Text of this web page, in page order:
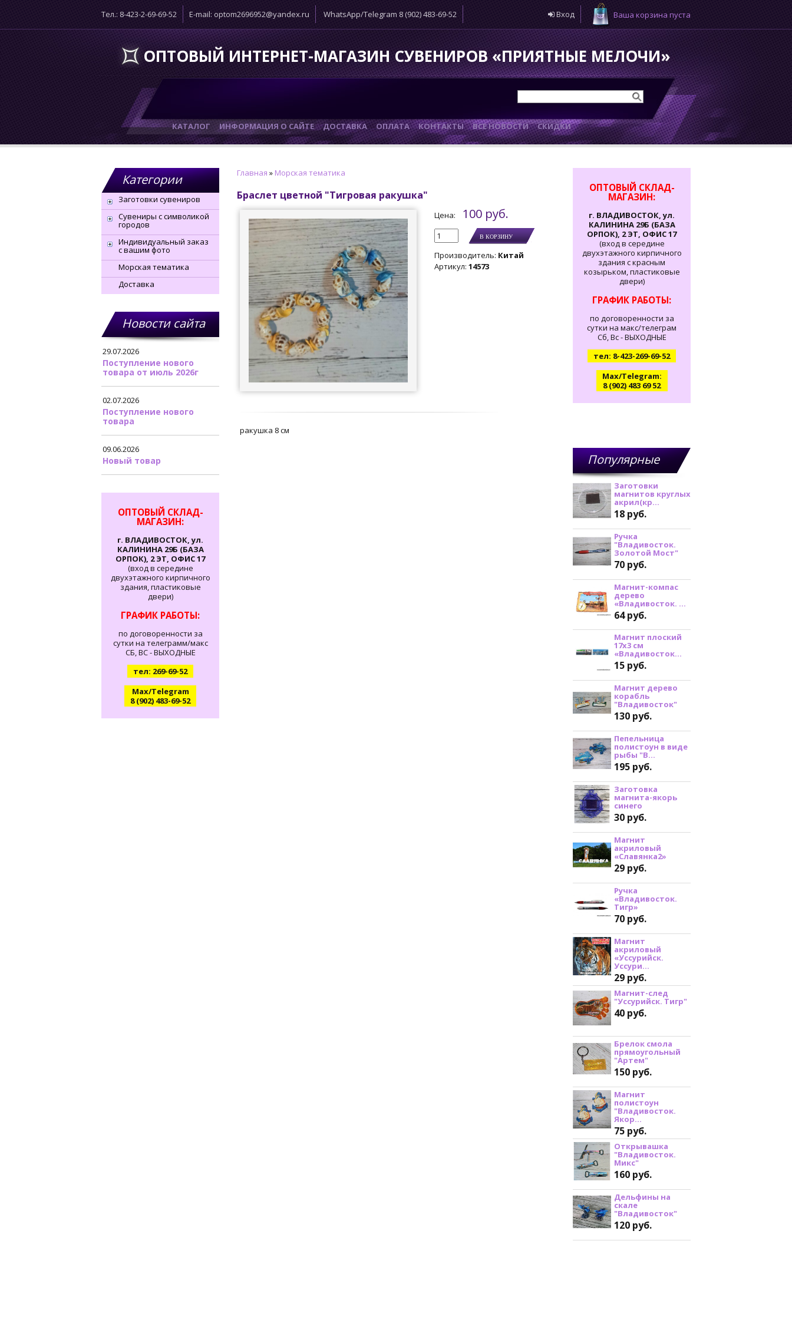
Тел.: 8-423-2-69-69-52 E-mail: optom2696952@yandex.ru WhatsApp/Telegram 8 (902) 483-69-52 Ваша корзина пуста
Вход
ОПТОВЫЙ ИНТЕРНЕТ-МАГАЗИН СУВЕНИРОВ «ПРИЯТНЫЕ МЕЛОЧИ»
КАТАЛОГ ИНФОРМАЦИЯ О САЙТЕ ДОСТАВКА ОПЛАТА КОНТАКТЫ ВСЕ НОВОСТИ СКИДКИ
Категории
Заготовки сувениров
Сувениры с символикой
городов
Индивидуальный заказ
с вашим фото
Морская тематика
Доставка
Новости сайта
29.07.2026
Поступление нового
товара от июль 2026г
02.07.2026
Поступление нового
товара
09.06.2026
Новый товар
ОПТОВЫЙ СКЛАД-
МАГАЗИН:
г. ВЛАДИВОСТОК, ул.
КАЛИНИНА 29Б (БАЗА
ОРПОК), 2 ЭТ, ОФИС 17
(вход в середине
двухэтажного кирпичного
здания, пластиковые
двери)
ГРАФИК РАБОТЫ:
по договоренности за
сутки на телеграмм/макс
СБ, ВС - ВЫХОДНЫЕ
тел: 269-69-52
Max/Telegram
8 (902) 483-69-52
Главная » Морская тематика
Браслет цветной "Тигровая ракушка"
Цена: 100 руб.
Производитель: Китай
Артикул: 14573
ракушка 8 см
ОПТОВЫЙ СКЛАД-
МАГАЗИН:
г. ВЛАДИВОСТОК, ул.
КАЛИНИНА 29Б (БАЗА
ОРПОК), 2 ЭТ, ОФИС 17
(вход в середине
двухэтажного кирпичного
здания с красным
козырьком, пластиковые
двери)
ГРАФИК РАБОТЫ:
по договоренности за
сутки на макс/телеграм
Сб, Вс - ВЫХОДНЫЕ
тел: 8-423-269-69-52
Max/Telegram:
8 (902) 483 69 52
Популярные
товарыЗаготовки
магнитов круглых
акрил(кр...
18 руб.
Ручка
"Владивосток.
Золотой Мост"
70 руб.
Магнит-компас
дерево
«Владивосток. ...
64 руб.
Магнит плоский
17х3 см
«Владивосток...
15 руб.
Магнит дерево
корабль
"Владивосток"
130 руб.
Пепельница
полистоун в виде
рыбы "В...
195 руб.
Заготовка
магнита-якорь
синего
30 руб.
Магнит
акриловый
«Славянка2»
29 руб.
Ручка
«Владивосток.
Тигр»
70 руб.
Магнит
акриловый
«Уссурийск.
Уссури...
29 руб.
Магнит-след
"Уссурийск. Тигр"
40 руб.
Брелок смола
прямоугольный
"Артем"
150 руб.
Магнит
полистоун
"Владивосток.
Якор...
75 руб.
Открывашка
"Владивосток.
Микс"
160 руб.
Дельфины на
скале
"Владивосток"
120 руб.